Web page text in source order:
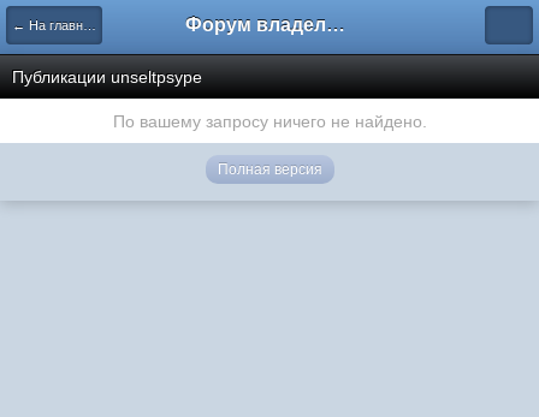
← На главную Форум владельцев интернет-магазинов
Публикации unseltpsype
По вашему запросу ничего не найдено.
Полная версия